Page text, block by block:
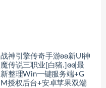
战神引擎传奇手游ʚʚ新UI神
魔传说三职业[白猪.]ɞɞ|最
新整理Win一键服务端+G
M授权后台+安卓苹果双端